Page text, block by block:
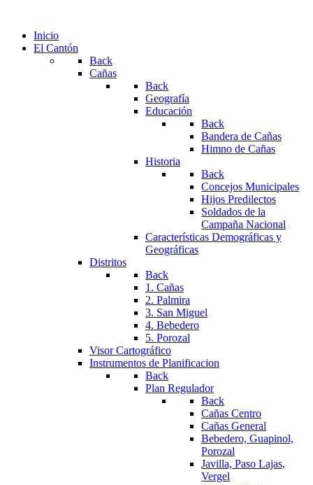
Inicio
El Cantón
Back
Cañas
Back
Geografía
Educación
Back
Bandera de Cañas
Himno de Cañas
Historia
Back
Concejos Municipales
Hijos Predilectos
Soldados de la
Campaña Nacional
Características Demográficas y
Geográficas
Distritos
Back
1. Cañas
2. Palmira
3. San Miguel
4. Bebedero
5. Porozal
Visor Cartográfico
Instrumentos de Planificacion
Back
Plan Regulador
Back
Cañas Centro
Cañas General
Bebedero, Guapinol,
Porozal
Javilla, Paso Lajas,
Vergel